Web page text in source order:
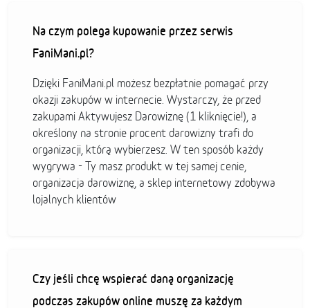
Na czym polega kupowanie przez serwis
FaniMani.pl?
Dzięki FaniMani.pl możesz bezpłatnie pomagać przy
okazji zakupów w internecie. Wystarczy, że przed
zakupami Aktywujesz Darowiznę (1 kliknięcie!), a
określony na stronie procent darowizny trafi do
organizacji, którą wybierzesz. W ten sposób każdy
wygrywa - Ty masz produkt w tej samej cenie,
organizacja darowiznę, a sklep internetowy zdobywa
lojalnych klientów
Czy jeśli chcę wspierać daną organizację
podczas zakupów online muszę za każdym